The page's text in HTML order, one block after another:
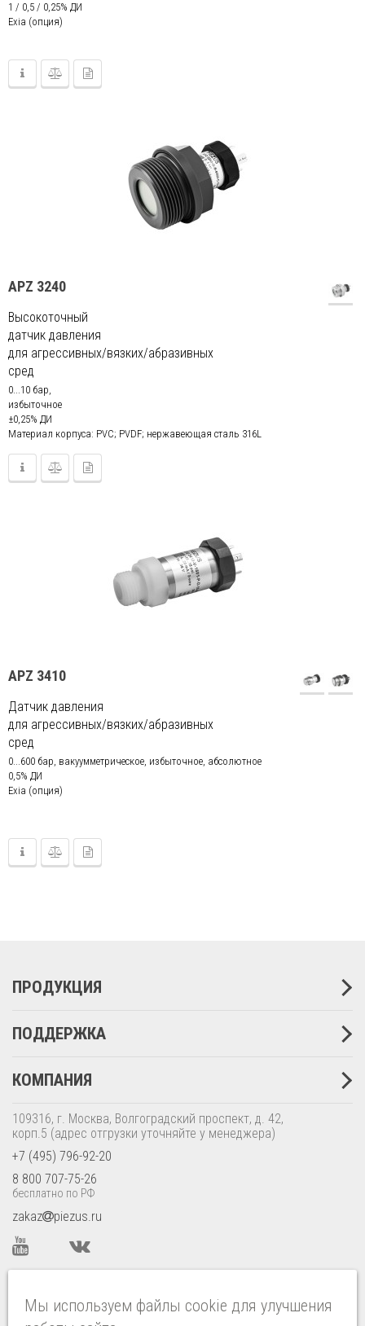
1 / 0,5 / 0,25% ДИ
Exia (опция)
APZ 3240
Высокоточный
датчик давления
для агрессивных/вязких/абразивных
сред
0...10 бар,
избыточное
±0,25% ДИ
Материал корпуса: PVC; PVDF; нержавеющая сталь 316L
APZ 3410
Датчик давления
для агрессивных/вязких/абразивных
сред
0...600 бар, вакуумметрическое, избыточное, абсолютное
0,5% ДИ
Exia (опция)
ПРОДУКЦИЯ
ПОДДЕРЖКА
КОМПАНИЯ
109316, г. Москва, Волгоградский проспект, д. 42,
корп.5 (адрес отгрузки уточняйте у менеджера)
+7 (495) 796-92-20
8 800 707-75-26
бесплатно по РФ
zakaz piezus.ru
Мы используем файлы cookie для улучшения